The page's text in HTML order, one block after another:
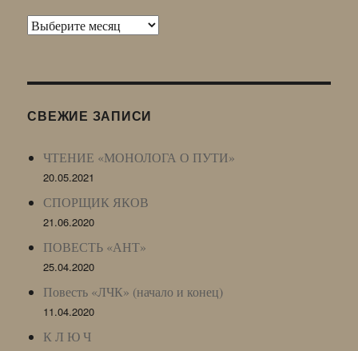
Архив
LJ
СВЕЖИЕ ЗАПИСИ
ЧТЕНИЕ «МОНОЛОГА О ПУТИ»
20.05.2021
СПОРЩИК ЯКОВ
21.06.2020
ПОВЕСТЬ «АНТ»
25.04.2020
Повесть «ЛЧК» (начало и конец)
11.04.2020
К Л Ю Ч